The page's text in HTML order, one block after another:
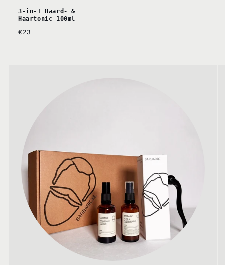
3-in-1 Baard- &
Haartonic 100ml
Normale
€23